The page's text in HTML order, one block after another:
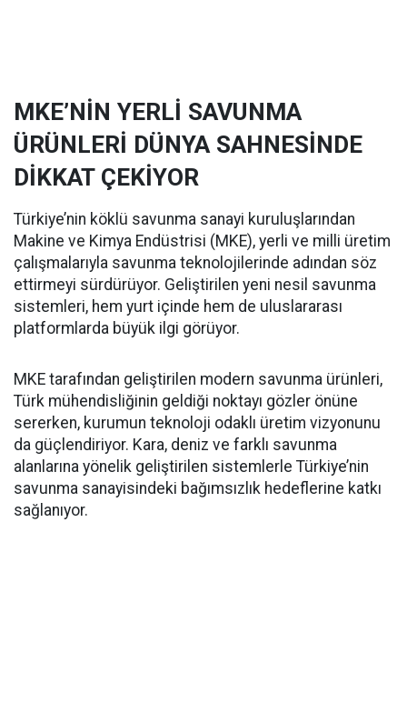
MKE’NİN YERLİ SAVUNMA
ÜRÜNLERİ DÜNYA SAHNESİNDE
DİKKAT ÇEKİYOR
Türkiye’nin köklü savunma sanayi kuruluşlarından
Makine ve Kimya Endüstrisi (MKE), yerli ve milli üretim
çalışmalarıyla savunma teknolojilerinde adından söz
ettirmeyi sürdürüyor. Geliştirilen yeni nesil savunma
sistemleri, hem yurt içinde hem de uluslararası
platformlarda büyük ilgi görüyor.
MKE tarafından geliştirilen modern savunma ürünleri,
Türk mühendisliğinin geldiği noktayı gözler önüne
sererken, kurumun teknoloji odaklı üretim vizyonunu
da güçlendiriyor. Kara, deniz ve farklı savunma
alanlarına yönelik geliştirilen sistemlerle Türkiye’nin
savunma sanayisindeki bağımsızlık hedeflerine katkı
sağlanıyor.